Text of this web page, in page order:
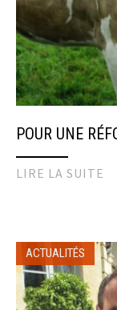
POUR UNE
LIRE LA SUITE
ACTUALITÉS